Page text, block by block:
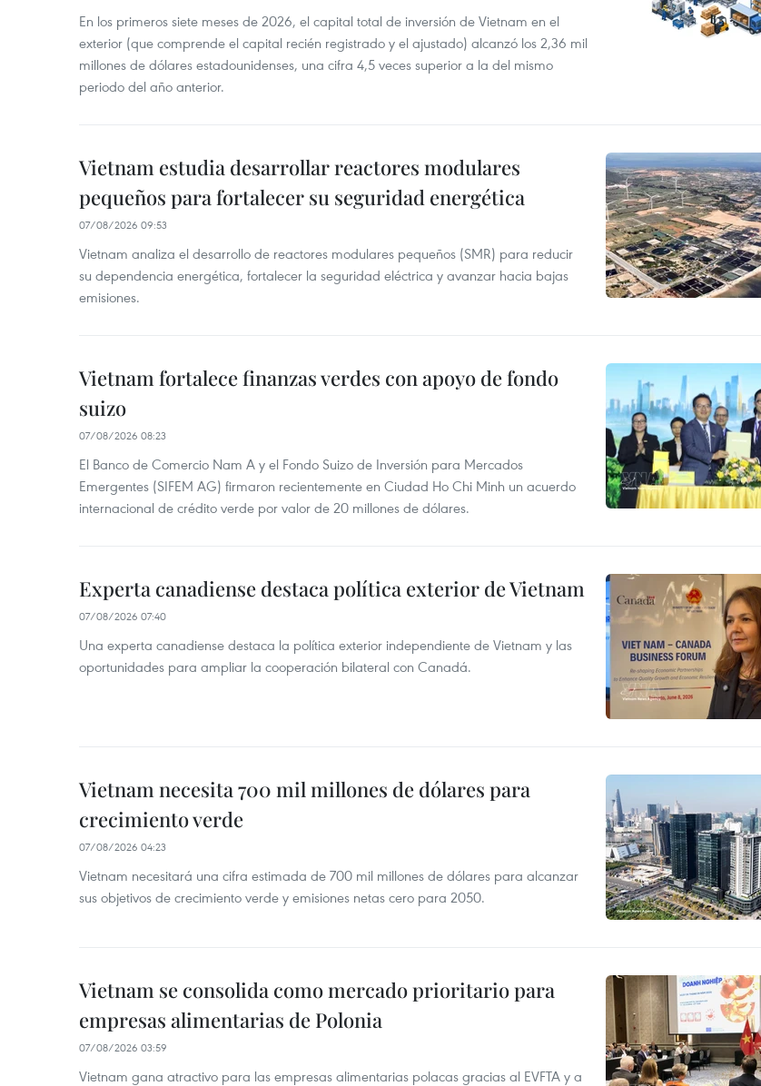
En los primeros siete meses de 2026, el capital total de inversión de Vietnam en el
exterior (que comprende el capital recién registrado y el ajustado) alcanzó los 2,36 mil
millones de dólares estadounidenses, una cifra 4,5 veces superior a la del mismo
periodo del año anterior.
Vietnam estudia desarrollar reactores modulares
pequeños para fortalecer su seguridad energética
07/08/2026 09:53
Vietnam analiza el desarrollo de reactores modulares pequeños (SMR) para reducir
su dependencia energética, fortalecer la seguridad eléctrica y avanzar hacia bajas
emisiones.
Vietnam fortalece finanzas verdes con apoyo de fondo
suizo
07/08/2026 08:23
El Banco de Comercio Nam A y el Fondo Suizo de Inversión para Mercados
Emergentes (SIFEM AG) firmaron recientemente en Ciudad Ho Chi Minh un acuerdo
internacional de crédito verde por valor de 20 millones de dólares.
Experta canadiense destaca política exterior de Vietnam
07/08/2026 07:40
Una experta canadiense destaca la política exterior independiente de Vietnam y las
oportunidades para ampliar la cooperación bilateral con Canadá.
Vietnam necesita 700 mil millones de dólares para
crecimiento verde
07/08/2026 04:23
Vietnam necesitará una cifra estimada de 700 mil millones de dólares para alcanzar
sus objetivos de crecimiento verde y emisiones netas cero para 2050.
Vietnam se consolida como mercado prioritario para
empresas alimentarias de Polonia
07/08/2026 03:59
Vietnam gana atractivo para las empresas alimentarias polacas gracias al EVFTA y a